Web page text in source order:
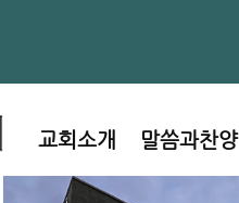
교회소개 말씀과찬양